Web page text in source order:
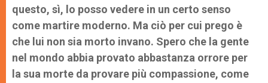
questo, sì, lo posso vedere in un certo senso
come martire moderno. Ma ciò per cui prego è
che lui non sia morto invano. Spero che la gente
nel mondo abbia provato abbastanza orrore per
la sua morte da provare più compassione, come